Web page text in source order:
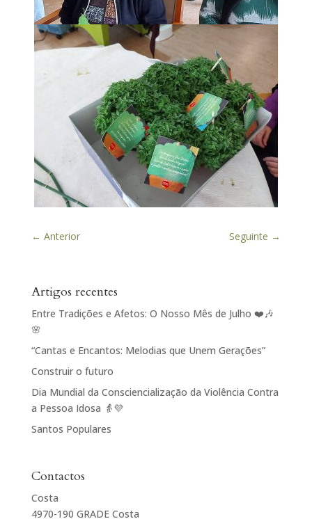
← Anterior Seguinte →
Artigos recentes
Entre Tradições e Afetos: O Nosso Mês de Julho ❤️🎶
🌸
“Cantas e Encantos: Melodias que Unem Gerações”
Construir o futuro
Dia Mundial da Consciencialização da Violência Contra
a Pessoa Idosa 👵💜
Santos Populares
Contactos
Costa
4970-190 GRADE Costa